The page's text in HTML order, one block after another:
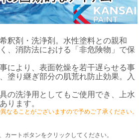
釈剤・洗浄剤。水性塗料との親和
、消防法における「非危険物」で保
により、表面乾燥を若干遅らせる事
塗り継ぎ部分の肌荒れ防止効果。入
の洗浄用としてもご使用でき、上水
ります。
なることがございますので予めご了承ください。
カートボタンをクリックしてください。